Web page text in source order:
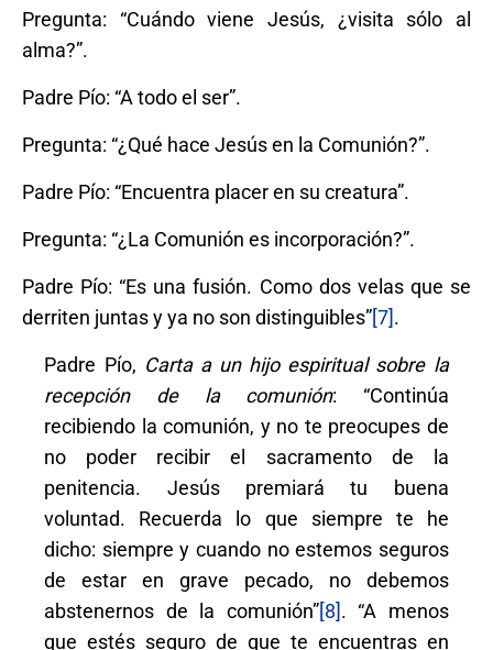
Pregunta: “Cuándo viene Jesús, ¿visita sólo al
alma?”.
Padre Pío: “A todo el ser”.
Pregunta: “¿Qué hace Jesús en la Comunión?”.
Padre Pío: “Encuentra placer en su creatura”.
Pregunta: “¿La Comunión es incorporación?”.
Padre Pío: “Es una fusión. Como dos velas que se
derriten juntas y ya no son distinguibles”[7].
Padre Pío, Carta a un hijo espiritual sobre la
recepción de la comunión: “Continúa
recibiendo la comunión, y no te preocupes de
no poder recibir el sacramento de la
penitencia. Jesús premiará tu buena
voluntad. Recuerda lo que siempre te he
dicho: siempre y cuando no estemos seguros
de estar en grave pecado, no debemos
abstenernos de la comunión”[8]. “A menos
que estés seguro de que te encuentras en